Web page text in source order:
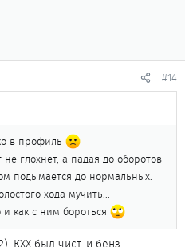
#14
в профиль
глохнет, а падая до оборотов
подымается до нормальных.
хода мучить...
и как с ним бороться
КХХ был чист, и бенз